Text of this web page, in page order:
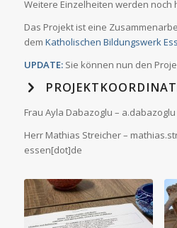
Weitere Einzelheiten werden noch
Das Projekt ist eine
dem Katholischen Bildungswerk
UPDATE: Sie können nun den
Frau Ayla Dabazoglu –
Herr Mathias Streicher –
essen[dot]de